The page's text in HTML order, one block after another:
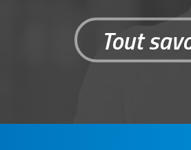
Tout